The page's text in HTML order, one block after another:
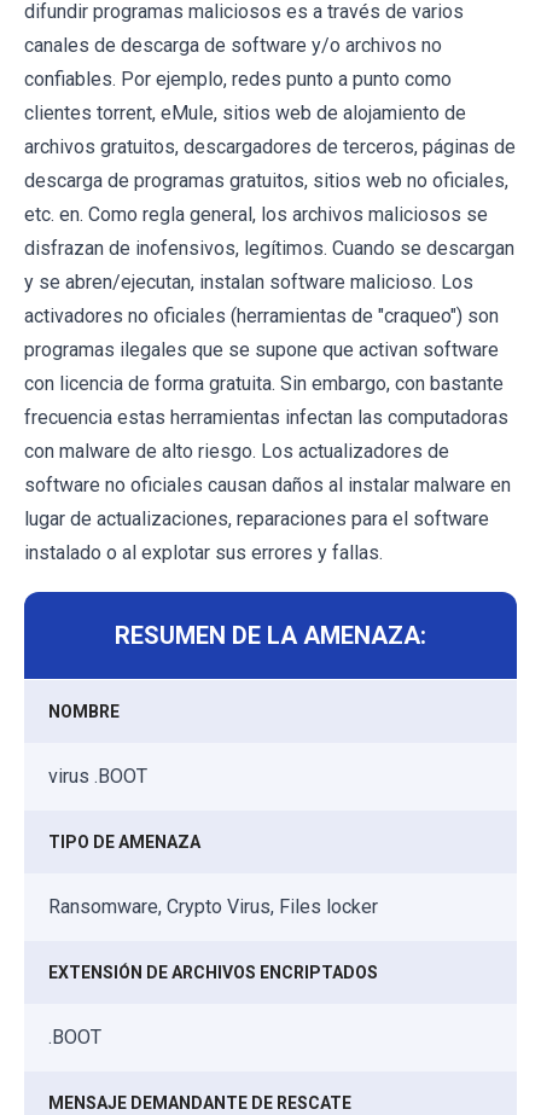
difundir programas maliciosos es a través de varios
canales de descarga de software y/o archivos no
confiables. Por ejemplo, redes punto a punto como
clientes torrent, eMule, sitios web de alojamiento de
archivos gratuitos, descargadores de terceros, páginas de
descarga de programas gratuitos, sitios web no oficiales,
etc. en. Como regla general, los archivos maliciosos se
disfrazan de inofensivos, legítimos. Cuando se descargan
y se abren/ejecutan, instalan software malicioso. Los
activadores no oficiales (herramientas de "craqueo") son
programas ilegales que se supone que activan software
con licencia de forma gratuita. Sin embargo, con bastante
frecuencia estas herramientas infectan las computadoras
con malware de alto riesgo. Los actualizadores de
software no oficiales causan daños al instalar malware en
lugar de actualizaciones, reparaciones para el software
instalado o al explotar sus errores y fallas.
RESUMEN DE LA AMENAZA:
NOMBRE
virus .BOOT
TIPO DE AMENAZA
Ransomware, Crypto Virus, Files locker
EXTENSIÓN DE ARCHIVOS ENCRIPTADOS
.BOOT
MENSAJE DEMANDANTE DE RESCATE